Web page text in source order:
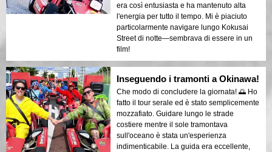
era così entusiasta e ha mantenuto alta
l'energia per tutto il tempo. Mi è piaciuto
particolarmente navigare lungo Kokusai
Street di notte—sembrava di essere in un
film!
Inseguendo i tramonti a Okinawa!
Che modo di concludere la giornata! 🌅 Ho
fatto il tour serale ed è stato semplicemente
mozzafiato. Guidare lungo le strade
costiere mentre il sole tramontava
sull'oceano è stata un'esperienza
indimenticabile. La guida era eccellente,